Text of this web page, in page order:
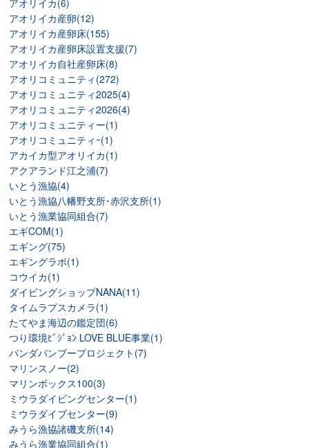
アオリイカ(6)
アオリイカ産卵(12)
アオリイカ産卵床(155)
アオリイカ産卵床設置支援(7)
アオリイカ自社産卵床(8)
アオリコミュニティ(272)
アオリコミュニティ2025(4)
アオリコミュニティ2026(4)
アオリコミュニティー(1)
アオリコミュニティｰ(1)
アカイカ型アオリイカ(1)
アクアランド江之浦(7)
いとう漁協(4)
いとう漁協八幡野支所･赤沢支所(1)
いとう漁業協同組合(7)
エギCOM(1)
エギング(75)
エギングラボ(1)
コウイカ(1)
ダイビングショップNANA(11)
タイムラプスカメラ(1)
たてやま海辺の鑑定団(6)
つり環境ﾋﾞｼﾞｮﾝ LOVE BLUE事業(1)
パンダバンブープロジェクト(7)
マリンスノー(2)
マリンボックス100(3)
ミウラダイビングセンター(1)
ミウラダイブセンター(9)
みうら漁協諸磯支所(14)
みうら漁業協同組合(1)